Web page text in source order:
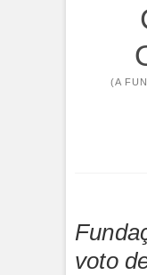
(A
voto